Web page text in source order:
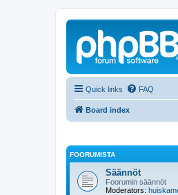
Quick links FAQ
Board index
FOORUMISTA
Säännöt
Foorumin säännöt
Moderators: